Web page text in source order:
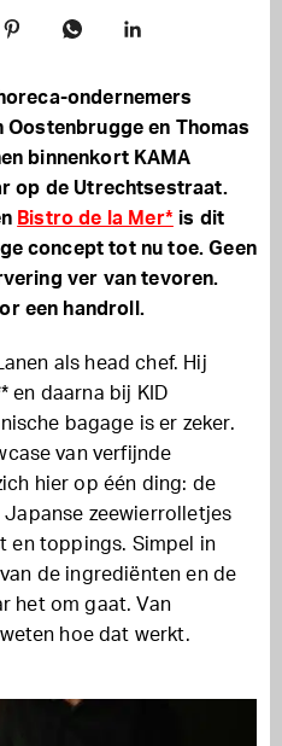
ondernemers
Oostenbrugge en Thomas
binnenkort KAMA
op de Utrechtsestraat.
Bistro de la Mer* is dit
concept tot nu toe. Geen
ver van tevoren.
een handroll.
als head chef. Hij
en daarna bij KID
bagage is er zeker.
van verfijnde
hier op één ding: de
Japanse zeewierrolletjes
en toppings. Simpel in
de ingrediënten en de
het om gaat. Van
hoe dat werkt.